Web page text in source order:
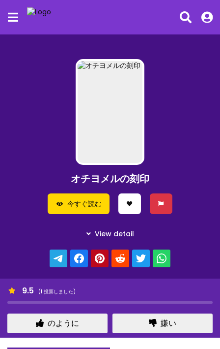
オチヨメルの刻印
今すぐ読む
9.5 (1 投票しました)
のように 嫌い